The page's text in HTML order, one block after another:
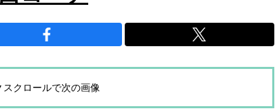
クロールで次の画像